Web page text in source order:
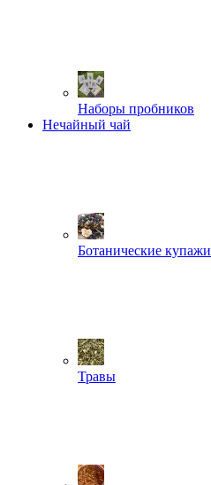
Наборы пробников
Нечайный чай
Ботанические купажи
Травы